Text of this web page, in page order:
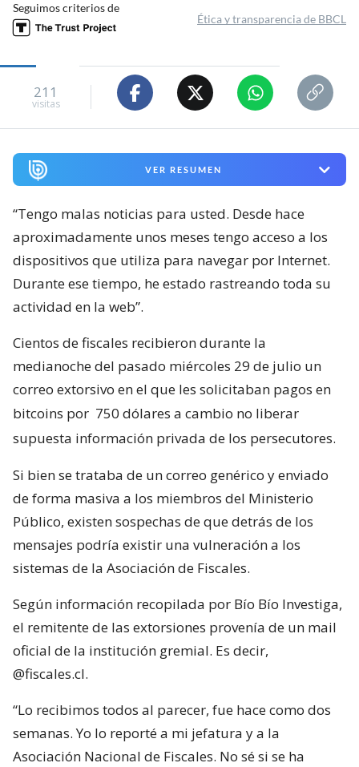
Seguimos criterios de
Ética y transparencia de BBCL
211
visitas
VER RESUMEN
“Tengo malas noticias para usted. Desde hace
aproximadamente unos meses tengo acceso a los
dispositivos que utiliza para navegar por Internet.
Durante ese tiempo, he estado rastreando toda su
actividad en la web”.
Cientos de fiscales recibieron durante la
medianoche del pasado miércoles 29 de julio un
correo extorsivo en el que les solicitaban pagos en
bitcoins por 750 dólares a cambio no liberar
supuesta información privada de los persecutores.
Si bien se trataba de un correo genérico y enviado
de forma masiva a los miembros del Ministerio
Público, existen sospechas de que detrás de los
mensajes podría existir una vulneración a los
sistemas de la Asociación de Fiscales.
Según información recopilada por Bío Bío Investiga,
el remitente de las extorsiones provenía de un mail
oficial de la institución gremial. Es decir,
@fiscales.cl.
“Lo recibimos todos al parecer, fue hace como dos
semanas. Yo lo reporté a mi jefatura y a la
Asociación Nacional de Fiscales. No sé si se ha